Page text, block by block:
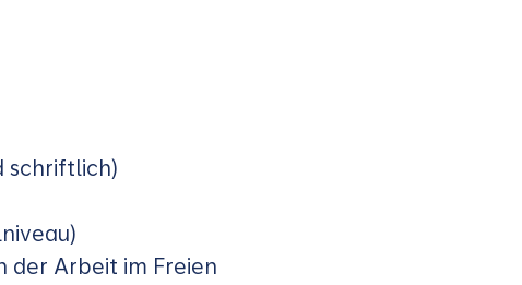
schriftlich)
der Arbeit im Freien